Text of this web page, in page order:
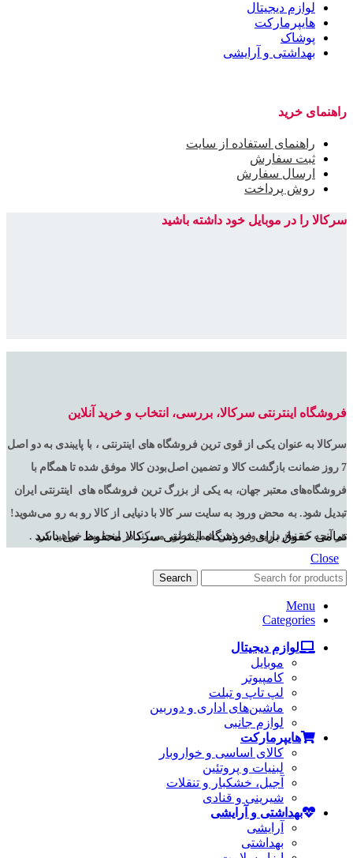
لوازم دیجیتال
هایپرمارکت
پوشاک
بهداشتی و آرایشی
راهنمای خرید
راهنمای استفاده از سایت
ثبت سفارش
ارسال سفارش
روش پرداخت
سرکالا را در موبایل خود داشته باشید
فروشگاه اینترنتی سرکالا، بررسی، انتخاب و خرید آنلاین
سرکالا به عنوان یکی از قوی ترین فروشگاه های اینترنتی ، با پایبندی به دو اصل
7 روز ضمانت بازگشت کالا و تضمین اصل‌بودن کالا موفق شده تا همگام با
فروشگاه‌های معتبر جهان، به یکی از بزرگ ترین فروشگاه های اینترنتی ایران
تبدیل شود. به محض ورود به سایت سر کالا با دنیایی از کالا رو به رو می‌شوید!
هر آنچه که نیاز دارید و به ذهن شما خطور می‌کند در اینجا پیدا خواهید کرد .
تمامی حقوق برای فروشگاه اینترنتی سرکالا محفوظ می باشد
Close
Search
Menu
Categories
لوازم دیجیتال
موبایل
کامپیوتر
لپ تاپ و تبلت
ماشین‌های اداری و دوربین
لوازم جانبی
هایپرمارکت
کالای اساسی و خواروبار
لبنیات و پروتئین
آجیل، خشکبار و تنقلات
شیرینی و قنادی
بهداشتی و آرایشی
آرایشی
بهداشتی